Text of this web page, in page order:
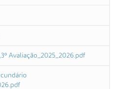
Avaliação_2025_2026.pdf